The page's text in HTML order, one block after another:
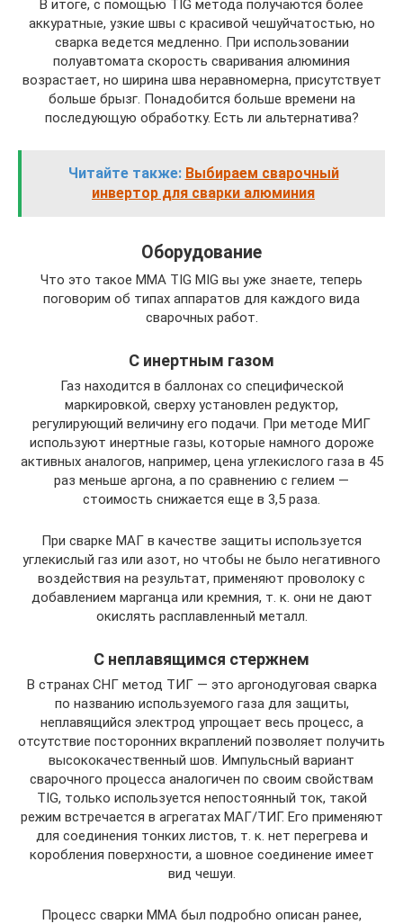
В итоге, с помощью TIG метода получаются более
аккуратные, узкие швы с красивой чешуйчатостью, но
сварка ведется медленно. При использовании
полуавтомата скорость сваривания алюминия
возрастает, но ширина шва неравномерна, присутствует
больше брызг. Понадобится больше времени на
последующую обработку. Есть ли альтернатива?
Читайте также: Выбираем сварочный
инвертор для сварки алюминия
Oборудование
Что это такое MMA TIG MIG вы уже знаете, теперь
поговорим об типах аппаратов для каждого вида
сварочных работ.
С инертным газом
Газ находится в баллонах со специфической
маркировкой, сверху установлен редуктор,
регулирующий величину его подачи. При методе МИГ
используют инертные газы, которые намного дороже
активных аналогов, например, цена углекислого газа в 45
раз меньше аргона, а по сравнению с гелием —
стоимость снижается еще в 3,5 раза.
При сварке МАГ в качестве защиты используется
углекислый газ или азот, но чтобы не было негативного
воздействия на результат, применяют проволоку с
добавлением марганца или кремния, т. к. они не дают
окислять расплавленный металл.
С неплавящимся стержнем
В странах СНГ метод ТИГ — это аргонодуговая сварка
по названию используемого газа для защиты,
неплавящийся электрод упрощает весь процесс, а
отсутствие посторонних вкраплений позволяет получить
высококачественный шов. Импульсный вариант
сварочного процесса аналогичен по своим свойствам
TIG, только используется непостоянный ток, такой
режим встречается в агрегатах МАГ/ТИГ. Его применяют
для соединения тонких листов, т. к. нет перегрева и
коробления поверхности, а шовное соединение имеет
вид чешуи.
Процесс сварки MMA был подробно описан ранее,